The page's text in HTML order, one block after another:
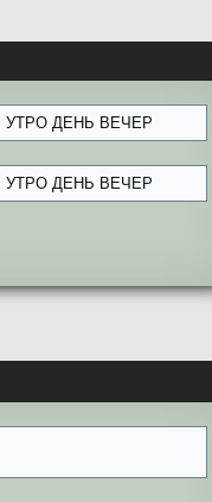
УТРО ДЕНЬ ВЕЧЕР
УТРО ДЕНЬ ВЕЧЕР